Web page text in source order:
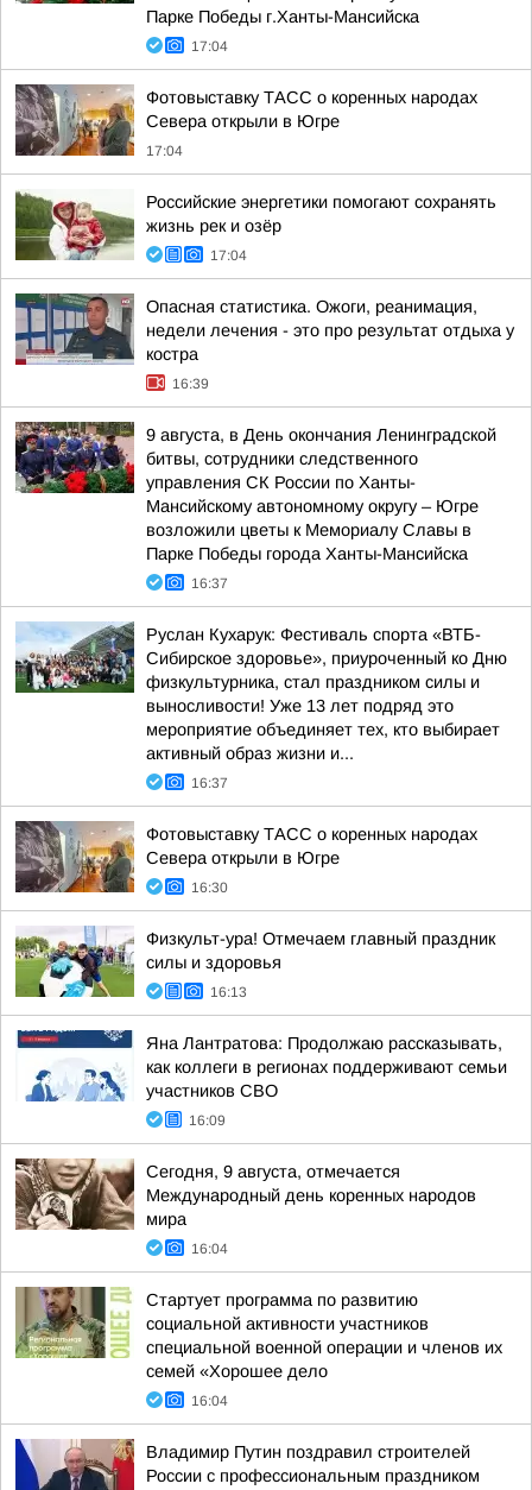
Парке Победы г.Ханты-Мансийска
17:04
Фотовыставку ТАСС о коренных народах
Севера открыли в Югре
17:04
Российские энергетики помогают сохранять
жизнь рек и озёр
17:04
Опасная статистика. Ожоги, реанимация,
недели лечения - это про результат отдыха у
костра
16:39
9 августа, в День окончания Ленинградской
битвы, сотрудники следственного
управления СК России по Ханты-
Мансийскому автономному округу – Югре
возложили цветы к Мемориалу Славы в
Парке Победы города Ханты-Мансийска
16:37
Руслан Кухарук: Фестиваль спорта «ВТБ-
Сибирское здоровье», приуроченный ко Дню
физкультурника, стал праздником силы и
выносливости! Уже 13 лет подряд это
мероприятие объединяет тех, кто выбирает
активный образ жизни и...
16:37
Фотовыставку ТАСС о коренных народах
Севера открыли в Югре
16:30
Физкульт-ура! Отмечаем главный праздник
силы и здоровья
16:13
Яна Лантратова: Продолжаю рассказывать,
как коллеги в регионах поддерживают семьи
участников СВО
16:09
Сегодня, 9 августа, отмечается
Международный день коренных народов
мира
16:04
Стартует программа по развитию
социальной активности участников
специальной военной операции и членов их
семей «Хорошее дело
16:04
Владимир Путин поздравил строителей
России с профессиональным праздником